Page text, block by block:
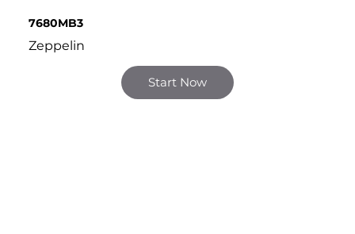
7680MB3
Zeppelin
Start Now